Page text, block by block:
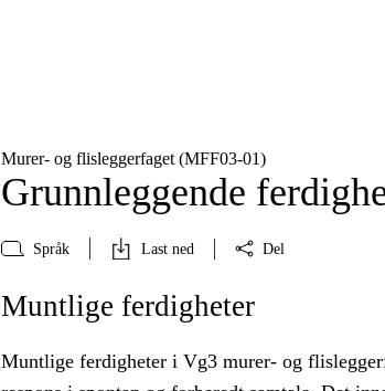
Murer- og flisleggerfaget (MFF03‑01)
Grunnleggende
Språk Last ned Del
Muntlige ferdigheter
Muntlige ferdigheter i Vg3 murer- og